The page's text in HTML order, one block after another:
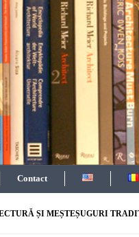
Contact
ȘI MEȘTEȘUGURI